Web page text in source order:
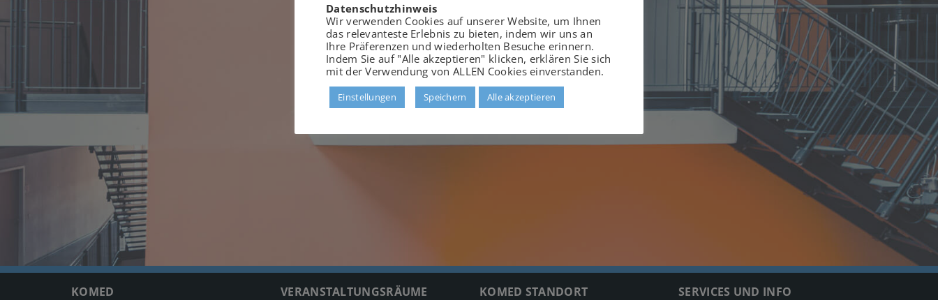
KOMED VERANSTALTUNGSRÄUME KOMED STANDORT SERVICES UND INFO
Datenschutzhinweis
Wir verwenden Cookies auf unserer Website, um Ihnen
das relevanteste Erlebnis zu bieten, indem wir uns an
Ihre Präferenzen und wiederholten Besuche erinnern.
Indem Sie auf "Alle akzeptieren" klicken, erklären Sie sich
mit der Verwendung von ALLEN Cookies einverstanden.
Einstellungen Speichern Alle akzeptieren